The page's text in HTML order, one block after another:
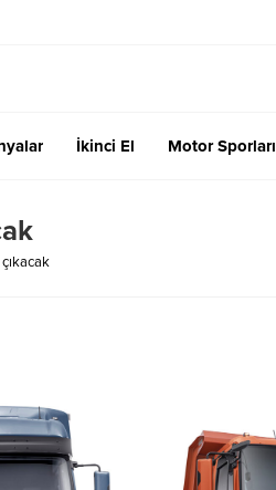
İkinci El Motor Sporları